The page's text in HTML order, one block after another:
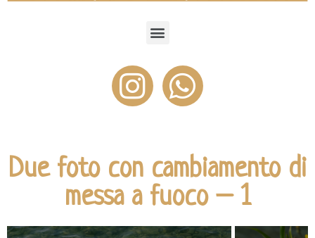
Due foto con cambiamento di
messa a fuoco – 1